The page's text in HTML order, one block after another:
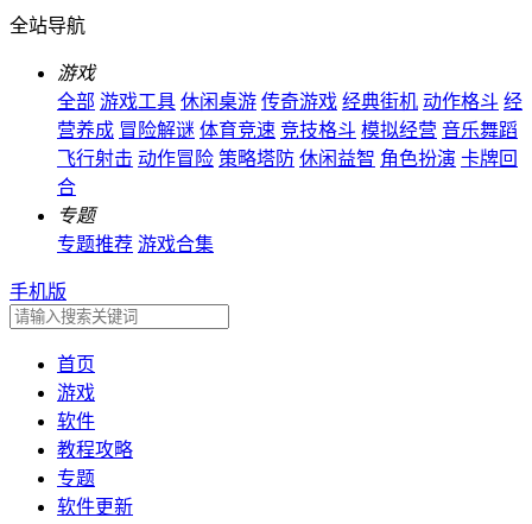
全站导航
游戏
全部 游戏工具 休闲桌游 传奇游戏 经典街机 动作格斗 经
营养成 冒险解谜 体育竞速 竞技格斗 模拟经营 音乐舞蹈
飞行射击 动作冒险 策略塔防 休闲益智 角色扮演 卡牌回
合
专题
专题推荐 游戏合集
手机版
首页
游戏
软件
教程攻略
专题
软件更新